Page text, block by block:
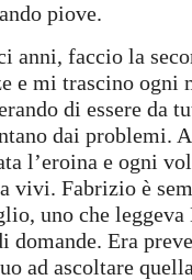
piove.
anni, faccio la
e mi trascino ogni
di essere da
dai problemi.
l’eroina e ogni
vivi. Fabrizio è
uno che leggeva
domande. Era
ad ascoltare